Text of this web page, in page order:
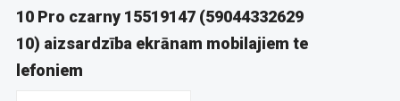
10 Pro czarny 15519147 (59044332629
10) aizsardzība ekrānam mobilajiem te
lefoniem